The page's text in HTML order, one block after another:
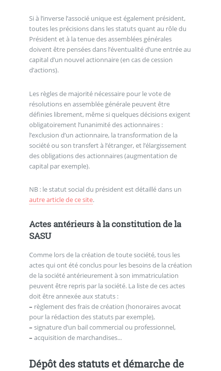
Si à l’inverse l’associé unique est également président,
toutes les précisions dans les statuts quant au rôle du
Président et à la tenue des assemblées générales
doivent être pensées dans l’éventualité d’une entrée au
capital d’un nouvel actionnaire (en cas de cession
d’actions).
Les règles de majorité nécessaire pour le vote de
résolutions en assemblée générale peuvent être
définies librement, même si quelques décisions exigent
obligatoirement l’unanimité des actionnaires :
l’exclusion d’un actionnaire, la transformation de la
société ou son transfert à l’étranger, et l’élargissement
des obligations des actionnaires (augmentation de
capital par exemple).
NB : le statut social du président est détaillé dans un
autre article de ce site.
Actes antérieurs à la constitution de la
SASU
Comme lors de la création de toute société, tous les
actes qui ont été conclus pour les besoins de la création
de la société antérieurement à son immatriculation
peuvent être repris par la société. La liste de ces actes
doit être annexée aux statuts :
– règlement des frais de création (honoraires avocat
pour la rédaction des statuts par exemple),
– signature d’un bail commercial ou professionnel,
– acquisition de marchandises...
Dépôt des statuts et démarche de